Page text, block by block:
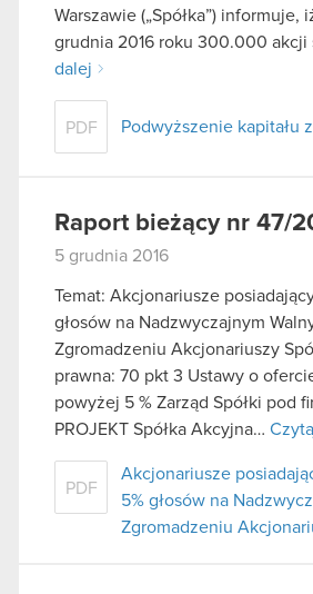
Warszawie („Spółka”) informuje,
grudnia 2016 roku 300.000 akcji
dalej
PDF Podwyższenie kapitału
Raport bieżący nr 47/
5 grudnia 2016
Temat: Akcjonariusze
głosów na Nadzwyczajnym
Zgromadzeniu Akcjonariuszy
prawna: 70 pkt 3 Ustawy o
powyżej 5 % Zarząd Spółki pod
PROJEKT Spółka Akcyjna…
PDF
Akcjonariusze
5% głosów na
Zgromadzeniu